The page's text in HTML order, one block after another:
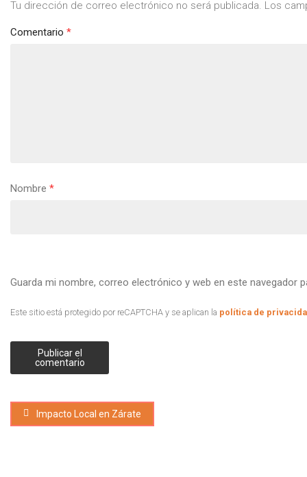
Tu dirección de correo electrónico no será publicada. Los
Comentario *
Nombre *
Guarda mi nombre, correo electrónico y web en este navegador
Este sitio está protegido por reCAPTCHA y se aplican la política de
Impacto Local en Zárate